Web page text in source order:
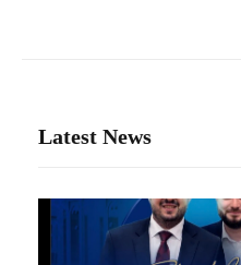
Latest News